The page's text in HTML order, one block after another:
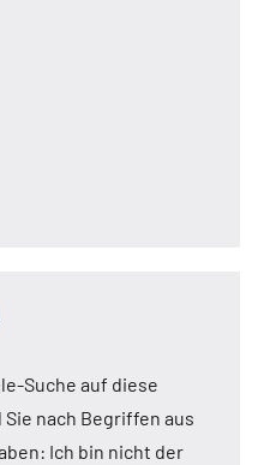
Suche auf diese
nach Begriffen aus
Ich bin nicht der